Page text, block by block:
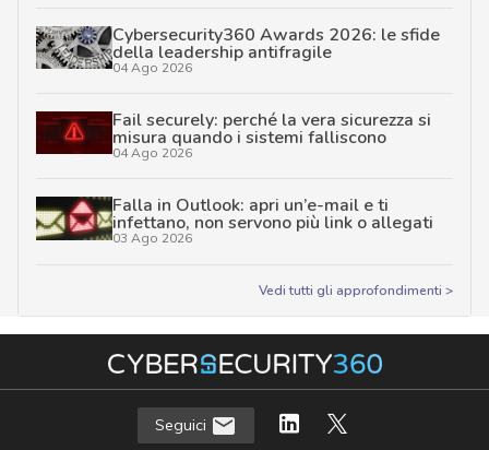
Cybersecurity360 Awards 2026: le sfide
della leadership antifragile
04 Ago 2026
Fail securely: perché la vera sicurezza si
misura quando i sistemi falliscono
04 Ago 2026
Falla in Outlook: apri un’e-mail e ti
infettano, non servono più link o allegati
03 Ago 2026
Vedi tutti gli approfondimenti >
Seguici